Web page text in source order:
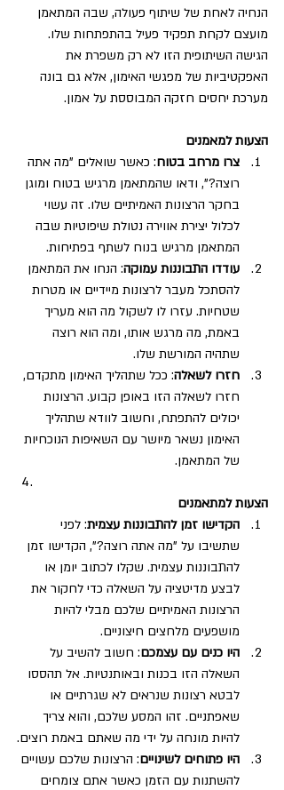
הנחיה לאחת של שיתוף פעולה, שבה המתאמן
מועצם לקחת תפקיד פעיל בהתפתחות שלו.
הגישה השיתופית הזו לא רק משפרת את
האפקטיביות של מפגשי האימון, אלא גם בונה
מערכת יחסים חזקה המבוססת על אמון.
הצעות למאמנים
צרו מרחב בטוח: כאשר שואלים "מה אתה
רוצה?", ודאו שהמתאמן מרגיש בטוח ומוגן
בחקר הרצונות האמיתיים שלו. זה עשוי
לכלול יצירת אווירה נטולת שיפוטיות שבה
המתאמן מרגיש בנוח לשתף בפתיחות.
עודדו התבוננות עמוקה: הנחו את המתאמן
להסתכל מעבר לרצונות מיידיים או מטרות
שטחיות. עזרו לו לשקול מה הוא מעריך
באמת, מה מרגש אותו, ומה הוא רוצה
שתהיה המורשת שלו.
חזרו לשאלה: ככל שתהליך האימון מתקדם,
חזרו לשאלה הזו באופן קבוע. הרצונות
יכולים להתפתח, וחשוב לוודא שתהליך
האימון נשאר מיושר עם השאיפות הנוכחיות
של המתאמן.
הצעות למתאמנים
הקדישו זמן להתבוננות עצמית: לפני
שתשיבו על "מה אתה רוצה?", הקדישו זמן
להתבוננות עצמית. שקלו לכתוב יומן או
לבצע מדיטציה על השאלה כדי לחקור את
הרצונות האמיתיים שלכם מבלי להיות
מושפעים מלחצים חיצוניים.
היו כנים עם עצמכם: חשוב להשיב על
השאלה הזו בכנות ובאותנטיות. אל תהססו
לבטא רצונות שנראים לא שגרתיים או
שאפתניים. זהו המסע שלכם, והוא צריך
להיות מונחה על ידי מה שאתם באמת רוצים.
היו פתוחים לשינויים: הרצונות שלכם עשויים
להשתנות עם הזמן כאשר אתם צומחים